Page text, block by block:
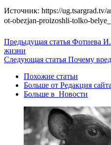
Источник: https://ug.tsargrad.tv/
ot-obezjan-proizoshli-tolko-
Предыдущая статья Фотиева
жизни
Следующая статья Почему
Похожие статьи
Больше от Редакция cайта
Больше в Новости